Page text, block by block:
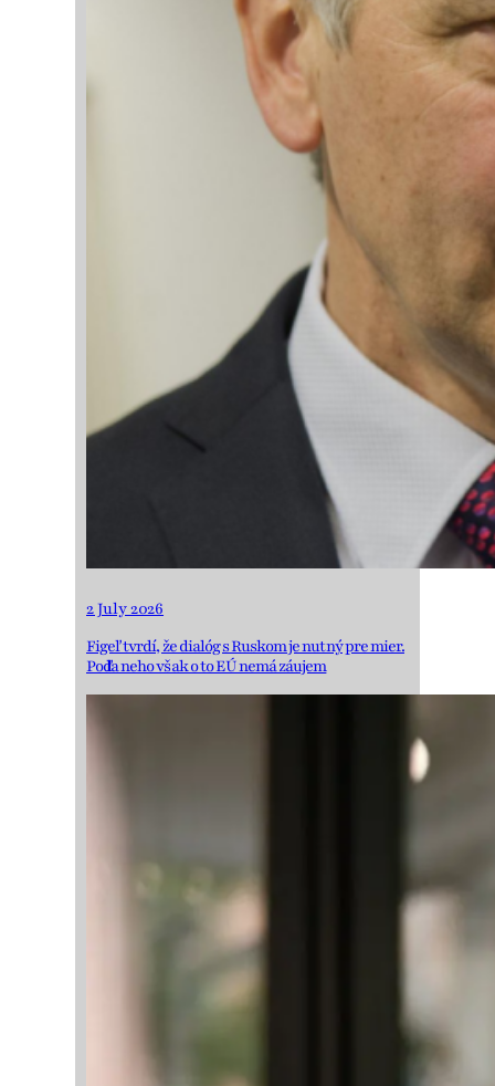
2 July 2026
Figeľ tvrdí, že dialóg s Ruskom je nutný pre mier.
Podľa neho však o to EÚ nemá záujem